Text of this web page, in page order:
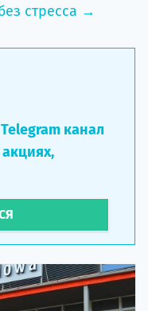
стресса →
канал